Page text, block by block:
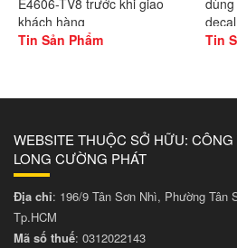
khách hàng
Tin Sản Phẩm
Tin
WEBSITE THUỘC SỞ HỮU:
LONG CƯỜNG PHÁT
Địa chỉ: 196/9 Tân Sơn Nhì, Phường Tân
Tp.HCM
Mã số thuế: 0312022143